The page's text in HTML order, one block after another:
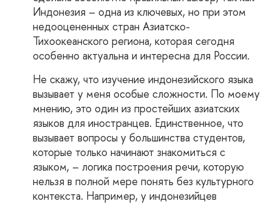
Индонезия – одна из ключевых, но при этом
недооцененных стран Азиатско-
Тихоокеанского региона, которая сегодня
особенно актуальна и интересна для России.
Не скажу, что изучение индонезийского языка
вызывает у меня особые сложности. По моему
мнению, это один из простейших азиатских
языков для иностранцев. Единственное, что
вызывает вопросы у большинства студентов,
которые только начинают знакомиться с
языком, – логика построения речи, которую
нельзя в полной мере понять без культурного
контекста. Например, у индонезийцев